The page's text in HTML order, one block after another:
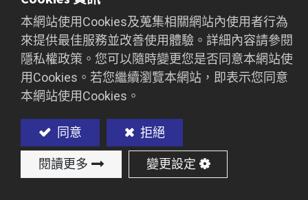
的茶香，層次豐富且回味無窮。這款茶非常適合
作為珍珠奶茶或風味茶飲的基底，為飲品增添一
抹穀香與純樸風味，帶來令人放鬆的清新感受。
加入詢價車
本網站使用Cookies及蒐集相關網站內使用者行為
來提供最佳服務並改善使用體驗。詳細內容請參閱
隱私權政策。您可以隨時變更您是否同意本網站使
用Cookies。若您繼續瀏覽本網站，即表示您同意
本網站使用Cookies。
同意
拒絕
閱讀更多
變更設定